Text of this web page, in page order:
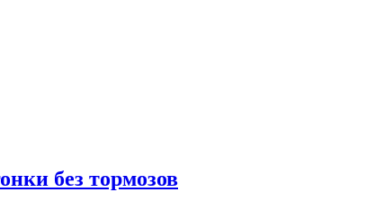
без тормозов